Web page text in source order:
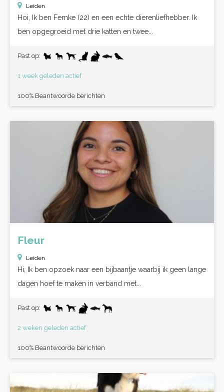
Leiden
Hoi, Ik ben Femke (22) en een echte dierenliefhebber. Ik
ben opgegroeid met drie katten en twee...
Past op:
1 week geleden actief
100% Beantwoorde berichten
Fleur
Leiden
Hi, Ik ben opzoek naar een bijbaantje waarbij ik geen lange
dagen hoef te maken in verband met...
Past op:
2 weken geleden actief
100% Beantwoorde berichten